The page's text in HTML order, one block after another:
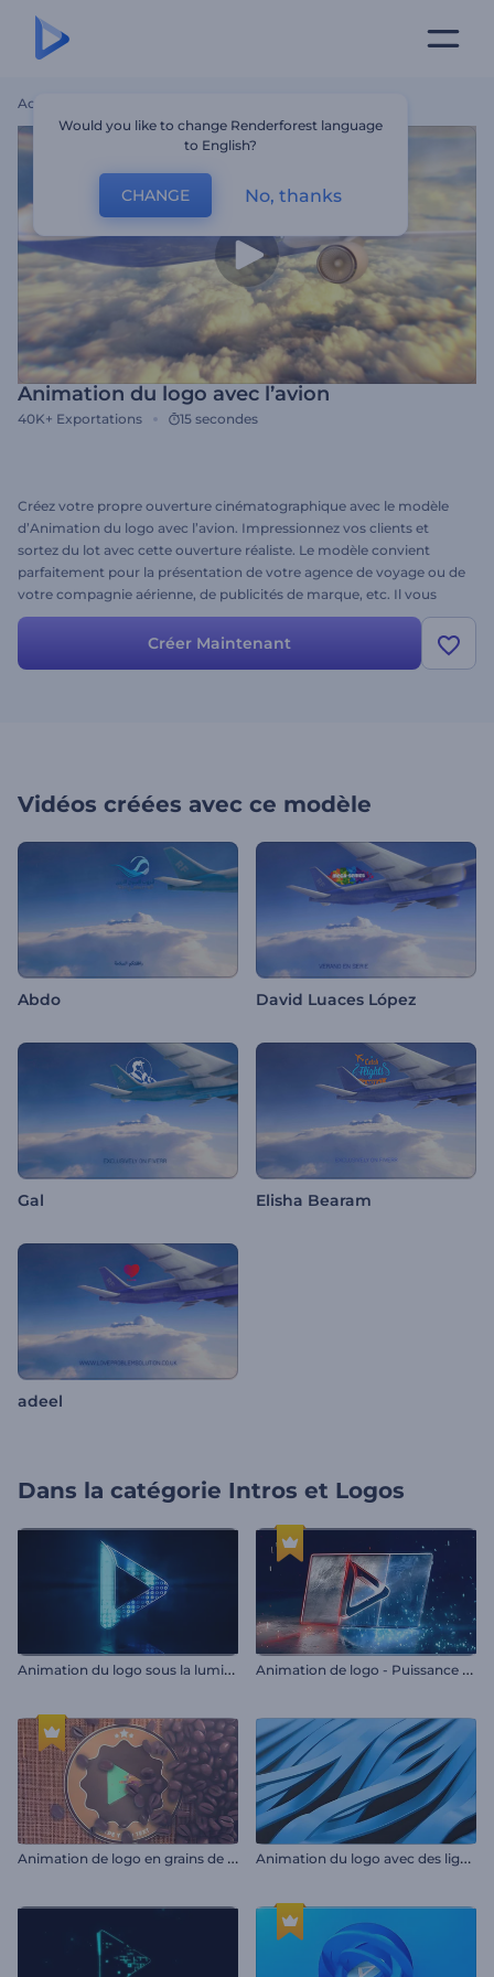
Accueil
Animation du logo avec l’avion
40K+ Exportations 15 secondes
Créez votre propre ouverture cinématographique avec le modèle
d’Animation du logo avec l’avion. Impressionnez vos clients et
sortez du lot avec cette ouverture réaliste. Le modèle convient
parfaitement pour la présentation de votre agence de voyage ou de
votre compagnie aérienne, de publicités de marque, etc. Il vous
suffit de télécharger votre logo, de choisir votre propre marque de
couleur et nous nous chargerons du reste. Essayez dès maintenant
!
Créer Maintenant
Vidéos créées avec ce modèle
Abdo David Luaces López
Gal Elisha Bearam
adeel
Dans la catégorie Intros et Logos
A
nimation du logo sous la lumière LED A
nimation de logo - Puissance de l'acier
A
nimation de logo en grains de café A
nimation du logo avec des lignes ondulées
Would you like to change Renderforest language
to English?
CHANGE No, thanks